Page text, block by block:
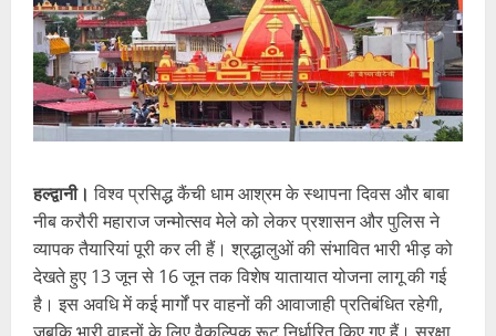
हल्द्वानी। विश्व प्रसिद्ध कैंची धाम आश्रम के स्थापना दिवस और बाबा
नीब करौरी महाराज जन्मोत्सव मेले को लेकर प्रशासन और पुलिस ने
व्यापक तैयारियां पूरी कर ली हैं। श्रद्धालुओं की संभावित भारी भीड़ को
देखते हुए 13 जून से 16 जून तक विशेष यातायात योजना लागू की गई
है। इस अवधि में कई मार्गों पर वाहनों की आवाजाही प्रतिबंधित रहेगी,